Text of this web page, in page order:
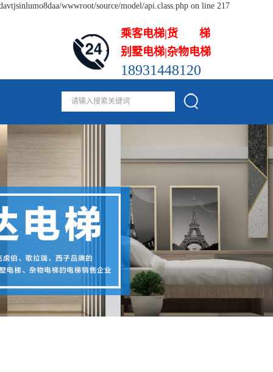
wwwroot/source/model/api.class.php on line 217
乘客电梯|货 梯
别墅电梯|杂物电梯
18931448120